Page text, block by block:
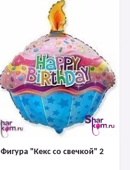
Фигура "Кекс со свечкой" 2